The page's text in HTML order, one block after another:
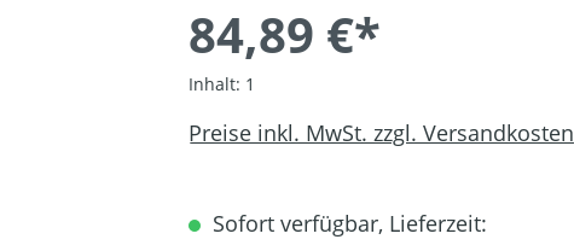
84,89 €*
Inhalt: 1
Preise inkl. MwSt. zzgl. Versandkosten
Sofort verfügbar, Lieferzeit: